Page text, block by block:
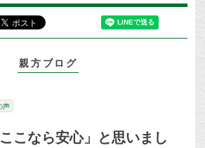
親方ブログ
声
こなら安心」と思いまし